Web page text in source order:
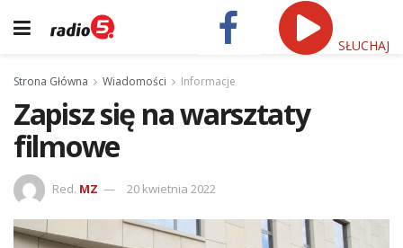
SŁUCHAJ
Strona Główna Wiadomości Informacje
Zapisz się na warsztaty
filmowe
Red. MZ 20 kwietnia 2022